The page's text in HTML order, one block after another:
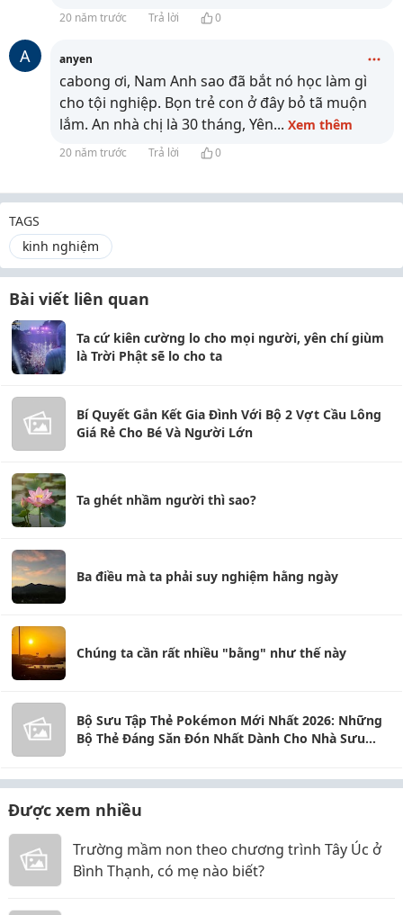
20 năm trước Trả lời 0
A anyen
cabong ơi, Nam Anh sao đã bắt nó học làm gì
cho tội nghiệp. Bọn trẻ con ở đây bỏ tã muộn
lắm. An nhà chị là 30 tháng, Yên... Xem thêm
20 năm trước Trả lời 0
TAGS
kinh nghiệm
Bài viết liên quan
Ta cứ kiên cường lo cho mọi người, yên chí giùm
là Trời Phật sẽ lo cho ta
Bí Quyết Gắn Kết Gia Đình Với Bộ 2 Vợt Cầu Lông
Giá Rẻ Cho Bé Và Người Lớn
Ta ghét nhầm người thì sao?
Ba điều mà ta phải suy nghiệm hằng ngày
Chúng ta cần rất nhiều "bằng" như thế này
Bộ Sưu Tập Thẻ Pokémon Mới Nhất 2026: Những
Bộ Thẻ Đáng Săn Đón Nhất Dành Cho Nhà Sưu
Được xem nhiều
Trường mầm non theo chương trình Tây Úc ở
Bình Thạnh, có mẹ nào biết?